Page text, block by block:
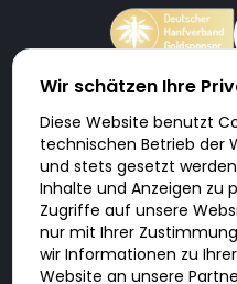
Doktorabc.com ist eine
keine Internetapotheke.
sonstige Produkte an oder
Produkten, Medikamenten und
kein Angebot von Doktorabc an
geltenden Gesetze und sonstigen
selbst verantwortlich. Die
Sie erfolgt auf eigenes Risiko und
diese Internetseite aus eigener
Wir schätzen Ihre
Diese Website benutzt
technischen Betrieb der
und stets gesetzt
Inhalte und Anzeigen zu
Zugriffe auf unsere
nur mit Ihrer
wir Informationen zu
Website an unsere